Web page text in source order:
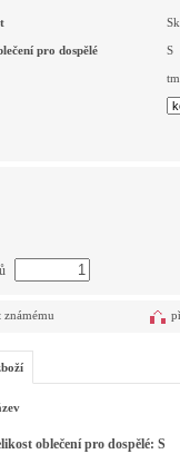
pro dospělé S
známému
oblečení pro dospělé: S